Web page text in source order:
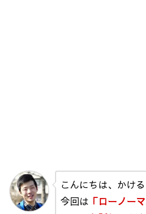
こんにちは、かける
今回は 「ローノー